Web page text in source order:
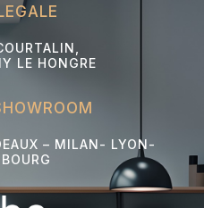
LE HONGRE
– MILAN- LYON-